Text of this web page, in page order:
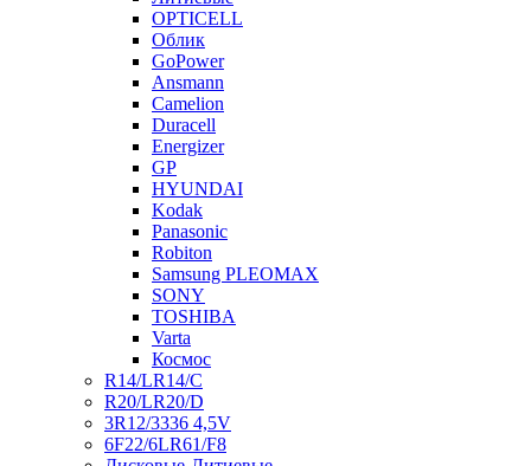
OPTICELL
Облик
GoPower
Ansmann
Camelion
Duracell
Energizer
GP
HYUNDAI
Kodak
Panasonic
Robiton
Samsung PLEOMAX
SONY
TOSHIBA
Varta
Космос
R14/LR14/C
R20/LR20/D
3R12/3336 4,5V
6F22/6LR61/F8